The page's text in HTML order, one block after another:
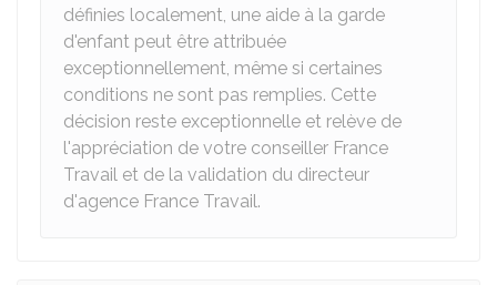
définies localement, une aide à la garde
d'enfant peut être attribuée
exceptionnellement, même si certaines
conditions ne sont pas remplies. Cette
décision reste exceptionnelle et relève de
l'appréciation de votre conseiller France
Travail et de la validation du directeur
d'agence France Travail.